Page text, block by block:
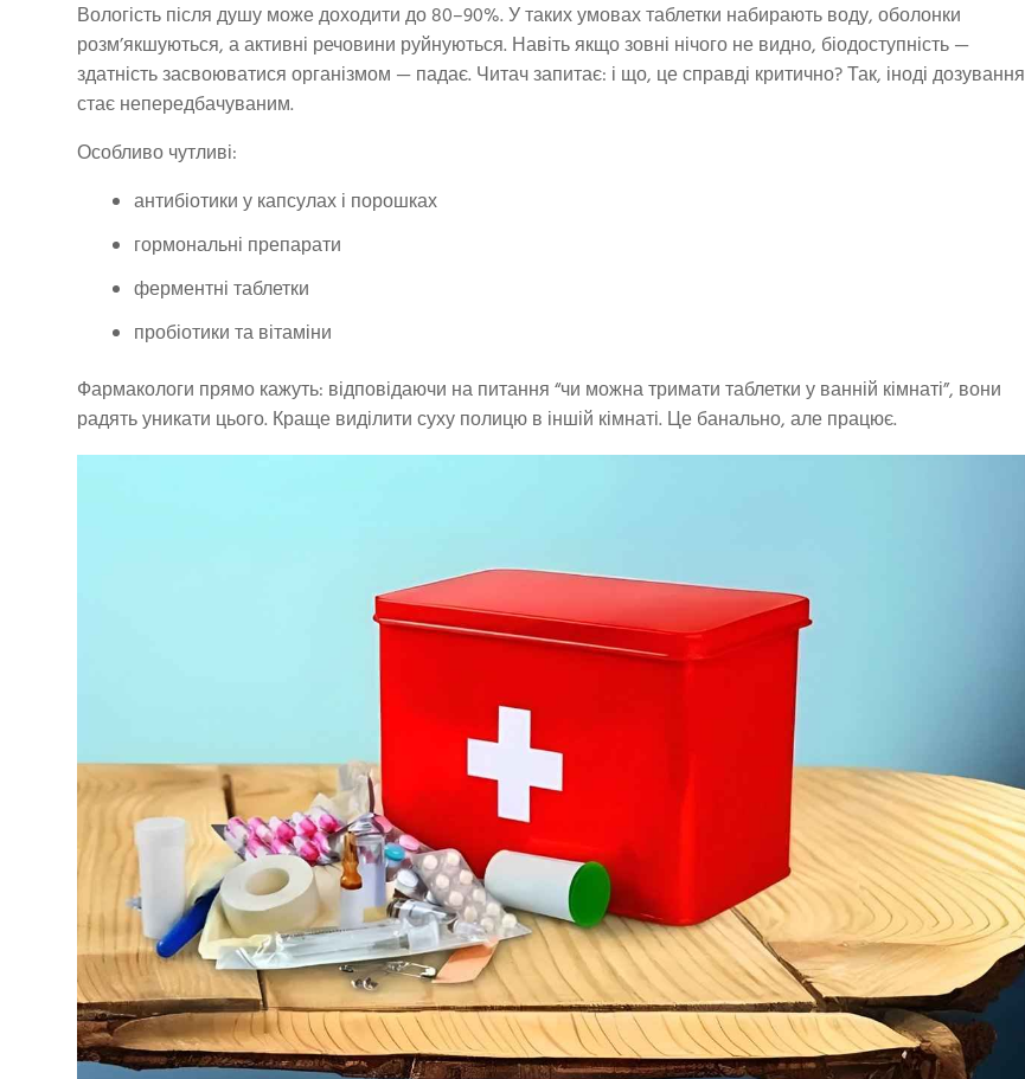
Вологість після душу може доходити до 80–90%. У таких умовах таблетки набирають воду, оболонки
розм’якшуються, а активні речовини руйнуються. Навіть якщо зовні нічого не видно, біодоступність —
здатність засвоюватися організмом — падає. Читач запитає: і що, це справді критично? Так, іноді дозування
стає непередбачуваним.
Особливо чутливі:
антибіотики у капсулах і порошках
гормональні препарати
ферментні таблетки
пробіотики та вітаміни
Фармакологи прямо кажуть: відповідаючи на питання “чи можна тримати таблетки у ванній кімнаті”, вони
радять уникати цього. Краще виділити суху полицю в іншій кімнаті. Це банально, але працює.